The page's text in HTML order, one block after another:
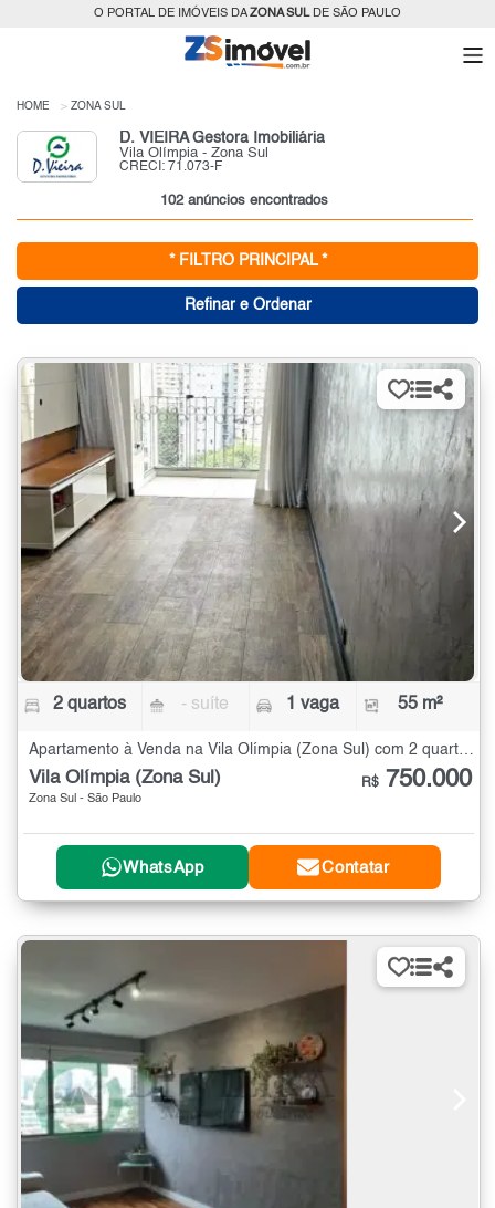
O PORTAL DE IMÓVEIS DAZONA SULDE SÃO PAULO
HOME ZONA SUL
D. VIEIRA Gestora Imobiliária
Vila Olímpia - Zona Sul
CRECI: 71.073-F
102 anúncios encontrados
* FILTRO PRINCIPAL *
Refinar e Ordenar
2 quartos - suíte 1 vaga 55 m²
Apartamento à Venda na Vila Olímpia (Zona Sul) com 2 quartos - 55 m²
Vila Olímpia (Zona Sul)
Zona Sul - São Paulo
R$ 750.000
WhatsApp Contatar